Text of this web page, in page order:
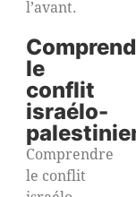
l’avant.
le
conflit
israélo-
Comprendre
le conflit